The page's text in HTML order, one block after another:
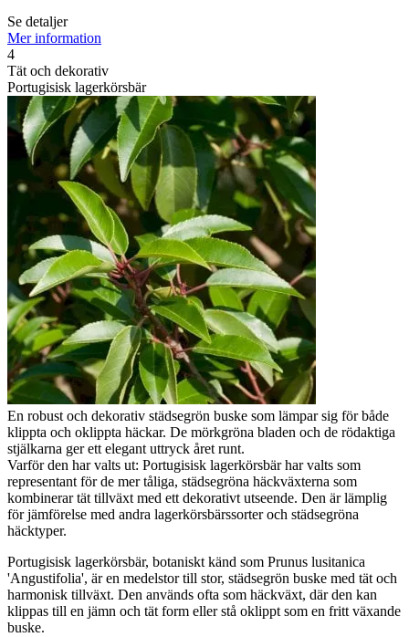
Se detaljer
Mer information
4
Tät och dekorativ
Portugisisk lagerkörsbär
En robust och dekorativ städsegrön buske som lämpar sig för både
klippta och oklippta häckar. De mörkgröna bladen och de rödaktiga
stjälkarna ger ett elegant uttryck året runt.
Varför den har valts ut: Portugisisk lagerkörsbär har valts som
representant för de mer tåliga, städsegröna häckväxterna som
kombinerar tät tillväxt med ett dekorativt utseende. Den är lämplig
för jämförelse med andra lagerkörsbärssorter och städsegröna
häcktyper.
Portugisisk lagerkörsbär, botaniskt känd som Prunus lusitanica
'Angustifolia', är en medelstor till stor, städsegrön buske med tät och
harmonisk tillväxt. Den används ofta som häckväxt, där den kan
klippas till en jämn och tät form eller stå oklippt som en fritt växande
buske.